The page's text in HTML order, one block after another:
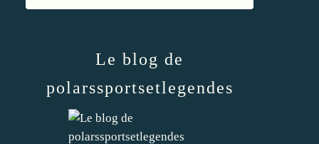
Le blog de
polarssportsetlegendes